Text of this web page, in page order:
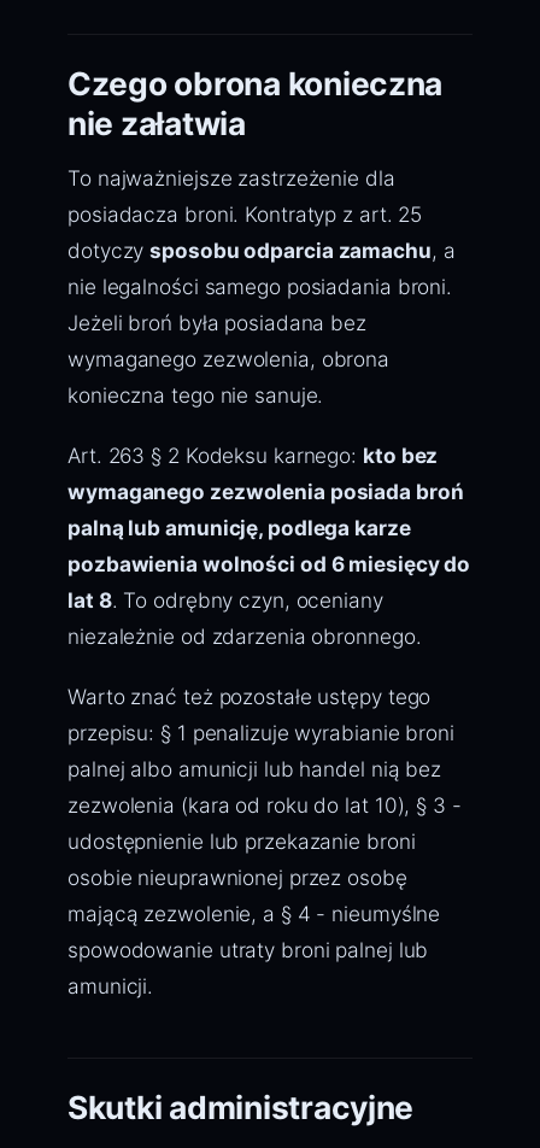
Czego obrona konieczna
nie załatwia
To najważniejsze zastrzeżenie dla
posiadacza broni. Kontratyp z art. 25
dotyczysposobu odparcia zamachu, a
nie legalności samego posiadania broni.
Jeżeli broń była posiadana bez
wymaganego zezwolenia, obrona
konieczna tego nie sanuje.
Art. 263 § 2 Kodeksu karnego: kto bez
wymaganego zezwolenia posiada broń
palną lub amunicję, podlega karze
pozbawienia wolności od 6 miesięcy do
lat 8. To odrębny czyn, oceniany
niezależnie od zdarzenia obronnego.
Warto znać też pozostałe ustępy tego
przepisu: § 1 penalizuje wyrabianie broni
palnej albo amunicji lub handel nią bez
zezwolenia (kara od roku do lat 10), § 3 -
udostępnienie lub przekazanie broni
osobie nieuprawnionej przez osobę
mającą zezwolenie, a § 4 - nieumyślne
spowodowanie utraty broni palnej lub
amunicji.
Skutki administracyjne